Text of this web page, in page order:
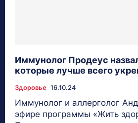
Иммунолог Продеус
которые лучше всего
Здоровье 16.10.24
Иммунолог и аллерголог
эфире программы «Жить